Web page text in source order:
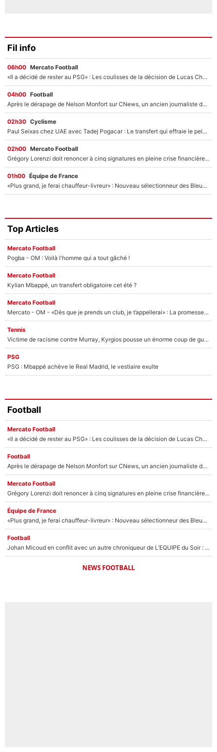
Fil info
06h00 Mercato Football
«Il a décidé de rester au PSG» : Les coulisses de la décision de Lucas Chevalier pour son transfert
04h00 Football
Après le dérapage de Nelson Monfort sur CNews, un ancien journaliste de France Télévisions relance la polémique sur les incendies en Gironde
02h30 Cyclisme
Paul Seixas chez UAE avec Tadej Pogacar : Le transfert qui effraie le peloton, «c’est la pire des choses qui puisse arriver»
02h00 Mercato Football
Grégory Lorenzi doit renoncer à cinq signatures en pleine crise financière : L’IA propose sept noms à l’OM pour un mercato réussi... à seulement 5M€ !
01h00 Équipe de France
«Plus grand, je ferai chauffeur-livreur» : Nouveau sélectionneur des Bleus, Zinédine Zidane s’était imaginé un avenir très différent lorsqu'il était enfant
Top Articles
Mercato Football
Pogba - OM : Voilà l'homme qui a tout gâché !
Mercato Football
Kylian Mbappé, un transfert obligatoire cet été ?
Mercato Football
Mercato - OM - «Dès que je prends un club, je t’appellerai» : La promesse de Marcelino au moment de claquer la porte
Tennis
Victime de racisme contre Murray, Kyrgios pousse un énorme coup de gueule !
PSG
PSG : Mbappé achève le Real Madrid, le vestiaire exulte
Football
Mercato Football
«Il a décidé de rester au PSG» : Les coulisses de la décision de Lucas Chevalier pour son transfert
Football
Après le dérapage de Nelson Monfort sur CNews, un ancien journaliste de France Télévisions relance la polémique sur les incendies en Gironde
Mercato Football
Grégory Lorenzi doit renoncer à cinq signatures en pleine crise financière : L’IA propose sept noms à l’OM pour un mercato réussi... à seulement 5M€ !
Équipe de France
«Plus grand, je ferai chauffeur-livreur» : Nouveau sélectionneur des Bleus, Zinédine Zidane s’était imaginé un avenir très différent lorsqu'il était enfant
Football
Johan Micoud en conflit avec un autre chroniqueur de L’EQUIPE du Soir : «Pendant un moment, je ne les ai pas remis ensemble dans l'émission»
NEWS FOOTBALL